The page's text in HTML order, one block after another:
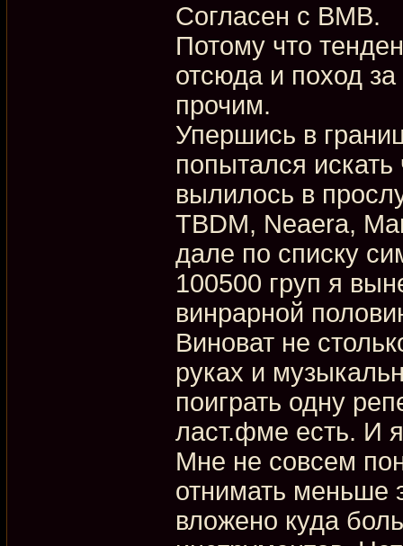
Согласен с BMB.
Потому что
отсюда и поход
прочим.
Упершись в
попытался
вылилось в
TBDM, Neaera,
дале по списку
100500 груп я
винрарной
Виноват не
руках и
поиграть одну
ласт.фме есть. И
Мне не совсем
отнимать меньше
вложено куда